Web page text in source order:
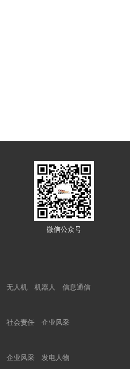
微信公众号
无人机 机器人
信息通信
社会责任
企业风采
企业风采
发电人物